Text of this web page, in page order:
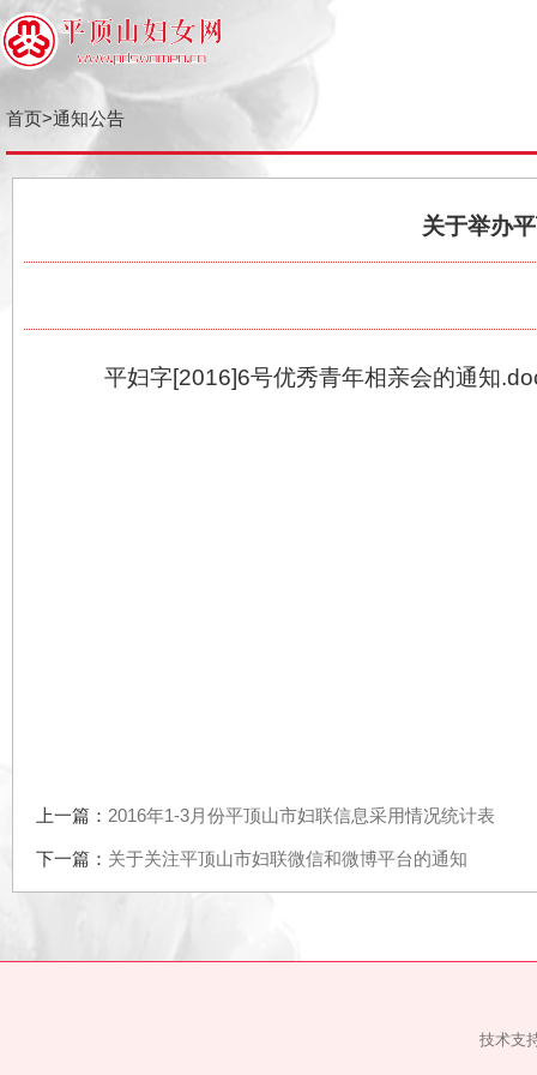
首页>通知公告
关于举
平妇字[2016]6号优秀青年相亲会的通知
上一篇：2016年1-3月份平顶山市妇联信息采用情况统计表